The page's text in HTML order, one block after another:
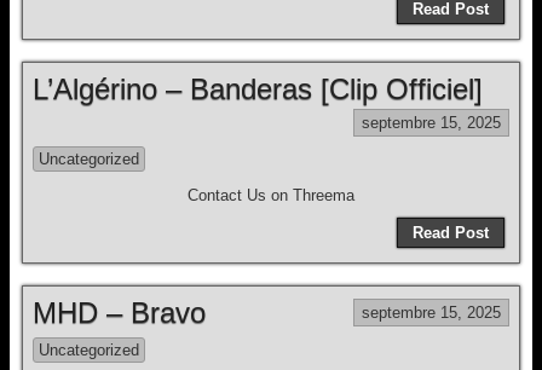
Read Post
L’Algérino – Banderas [Clip Officiel]
septembre 15, 2025
Uncategorized
Contact Us on Threema
Read Post
MHD – Bravo septembre 15, 2025
Uncategorized